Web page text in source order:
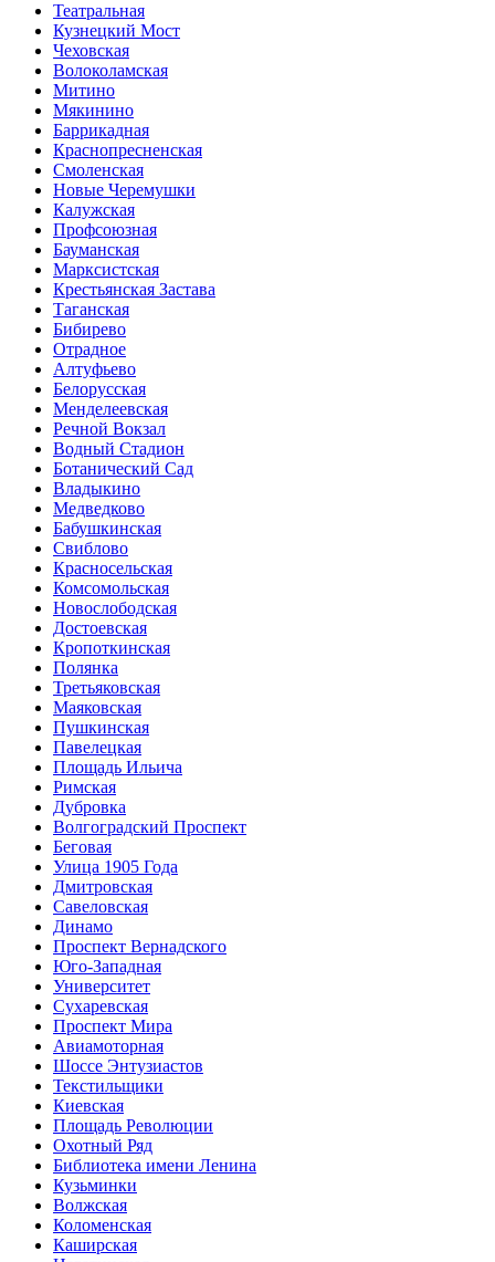
Театральная
Кузнецкий Мост
Чеховская
Волоколамская
Митино
Мякинино
Баррикадная
Краснопресненская
Смоленская
Новые Черемушки
Калужская
Профсоюзная
Бауманская
Марксистская
Крестьянская Застава
Таганская
Бибирево
Отрадное
Алтуфьево
Белорусская
Менделеевская
Речной Вокзал
Водный Стадион
Ботанический Сад
Владыкино
Медведково
Бабушкинская
Свиблово
Красносельская
Комсомольская
Новослободская
Достоевская
Кропоткинская
Полянка
Третьяковская
Маяковская
Пушкинская
Павелецкая
Площадь Ильича
Римская
Дубровка
Волгоградский Проспект
Беговая
Улица 1905 Года
Дмитровская
Савеловская
Динамо
Проспект Вернадского
Юго-Западная
Университет
Сухаревская
Проспект Мира
Авиамоторная
Шоссе Энтузиастов
Текстильщики
Киевская
Площадь Революции
Охотный Ряд
Библиотека имени Ленина
Кузьминки
Волжская
Коломенская
Каширская